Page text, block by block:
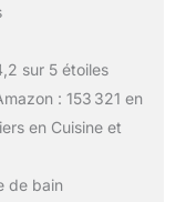
sur 5 étoiles
: 153 321 en
en Cuisine et
de bain